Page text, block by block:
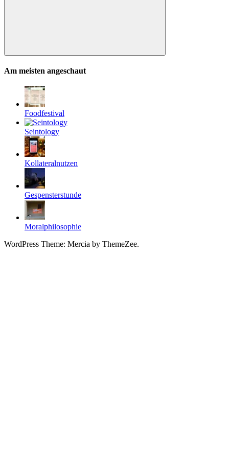
Suchen
Am meisten angeschaut
Foodfestival
Seintology
Kollateralnutzen
Gespensterstunde
Moralphilosophie
WordPress Theme: Mercia by ThemeZee.